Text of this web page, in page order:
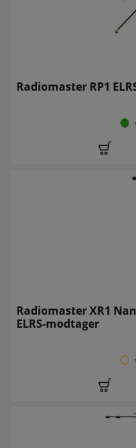
Radiomaster RP1
Radiomaster XR1
ELRS-modtager